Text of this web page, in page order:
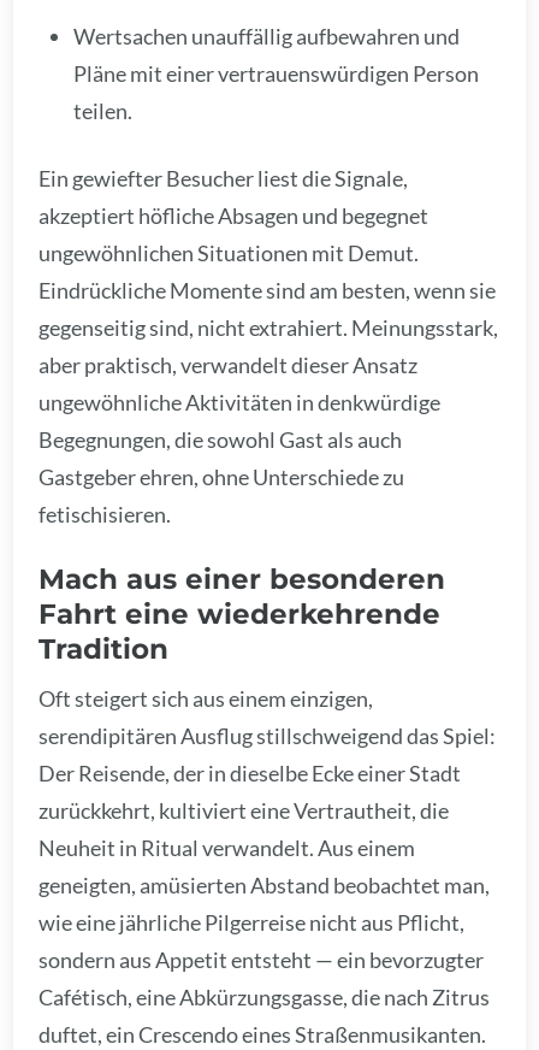
Wertsachen unauffällig aufbewahren und
Pläne mit einer vertrauenswürdigen Person
teilen.
Ein gewiefter Besucher liest die Signale,
akzeptiert höfliche Absagen und begegnet
ungewöhnlichen Situationen mit Demut.
Eindrückliche Momente sind am besten, wenn sie
gegenseitig sind, nicht extrahiert. Meinungsstark,
aber praktisch, verwandelt dieser Ansatz
ungewöhnliche Aktivitäten in denkwürdige
Begegnungen, die sowohl Gast als auch
Gastgeber ehren, ohne Unterschiede zu
fetischisieren.
Mach aus einer besonderen
Fahrt eine wiederkehrende
Tradition
Oft steigert sich aus einem einzigen,
serendipitären Ausflug stillschweigend das Spiel:
Der Reisende, der in dieselbe Ecke einer Stadt
zurückkehrt, kultiviert eine Vertrautheit, die
Neuheit in Ritual verwandelt. Aus einem
geneigten, amüsierten Abstand beobachtet man,
wie eine jährliche Pilgerreise nicht aus Pflicht,
sondern aus Appetit entsteht — ein bevorzugter
Cafétisch, eine Abkürzungsgasse, die nach Zitrus
duftet, ein Crescendo eines Straßenmusikanten.